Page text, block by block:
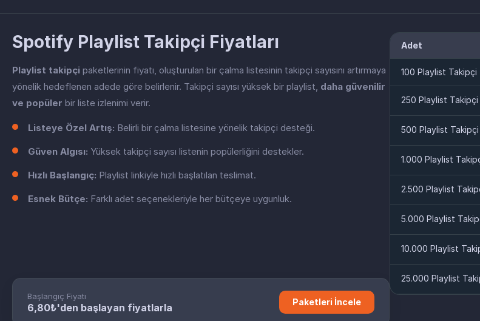
Spotify Playlist Takipçi Fiyatları
Playlist takipçi paketlerinin fiyatı, oluşturulan bir çalma listesinin takipçi sayısını artırmaya
yönelik hedeflenen adede göre belirlenir. Takipçi sayısı yüksek bir playlist, daha güvenilir
ve popüler bir liste izlenimi verir.
Listeye Özel Artış: Belirli bir çalma listesine yönelik takipçi desteği.
Güven Algısı: Yüksek takipçi sayısı listenin popülerliğini destekler.
Hızlı Başlangıç: Playlist linkiyle hızlı başlatılan teslimat.
Esnek Bütçe: Farklı adet seçenekleriyle her bütçeye uygunluk.
Başlangıç Fiyatı
6,80₺'den başlayan fiyatlarla Paketleri İncele
Adet
100 Playlist Takipçi
250 Playlist Takipçi
500 Playlist Takipçi
1.000 Playlist
2.500 Playlist
5.000 Playlist
10.000 Playlist
25.000 Playlist